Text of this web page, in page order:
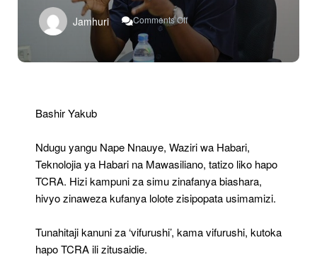
Jamhuri Comments Off
Waziri
Nape,
Bashir Yakub
Ndugu yangu Nape Nnauye, Waziri wa Habari,
Teknolojia ya Habari na Mawasiliano, tatizo liko hapo
TCRA. Hizi kampuni za simu zinafanya biashara,
hivyo zinaweza kufanya lolote zisipopata usimamizi.
Tunahitaji kanuni za ‘vifurushi’, kama vifurushi, kutoka
hapo TCRA ili zitusaidie.